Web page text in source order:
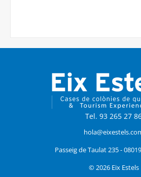
Tel. 93 265 27
Passeig de Taulat 235 -
© 2026 Eix Estels